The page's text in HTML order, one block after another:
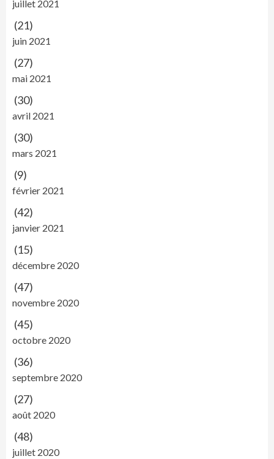
juillet 2021
(21)
juin 2021
(27)
mai 2021
(30)
avril 2021
(30)
mars 2021
(9)
février 2021
(42)
janvier 2021
(15)
décembre 2020
(47)
novembre 2020
(45)
octobre 2020
(36)
septembre 2020
(27)
août 2020
(48)
juillet 2020